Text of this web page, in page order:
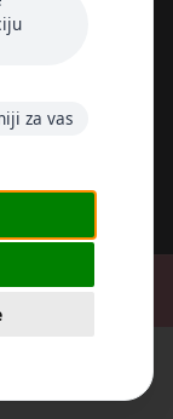
za vas